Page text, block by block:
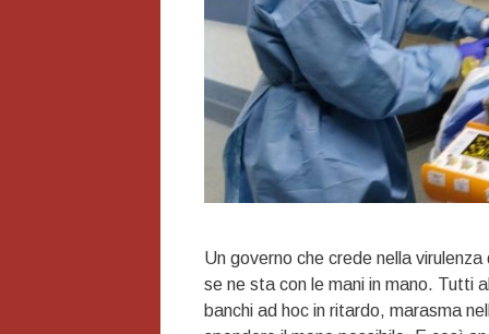
Un governo che crede nella
se ne sta con le mani in mano. Tutti
banchi ad hoc in ritardo, marasma